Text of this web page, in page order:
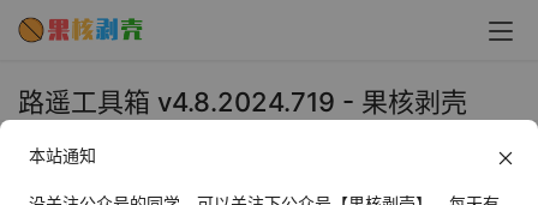
路遥工具箱 v4.8.2024.719 - 果核剥壳
2024年8月14日 下午5:01
本站通知